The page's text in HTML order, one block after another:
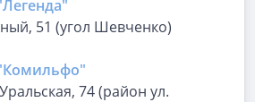
51 (угол Шевченко)
74 (район ул.